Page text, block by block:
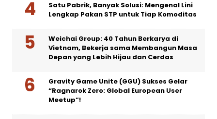
Satu Pabrik, Banyak Solusi: Mengenal Lini
Lengkap Pakan STP untuk Tiap Komoditas
Weichai Group: 40 Tahun Berkarya di
Vietnam, Bekerja sama Membangun Masa
Depan yang Lebih Hijau dan Cerdas
Gravity Game Unite (GGU) Sukses Gelar
“Ragnarok Zero: Global European User
Meetup”!